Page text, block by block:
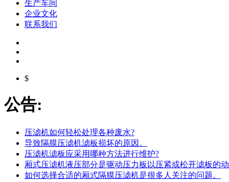
生产车间
企业文化
联系我们
$
公告:
压滤机如何轻松处理各种废水?
导致隔膜压滤机滤板损坏的原因。
压滤机滤板应采用哪种方法进行维护?
厢式压滤机液压部分是驱动压力板以压紧或松开滤板的
如何选择合适的厢式隔膜压滤机是很多人关注的问题。